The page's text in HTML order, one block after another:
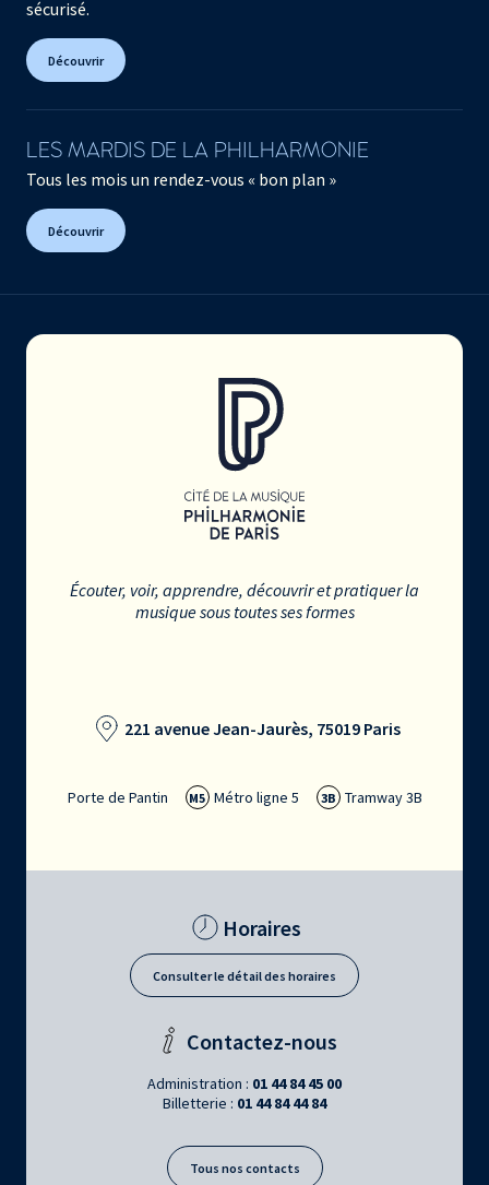
sécurisé.
Découvrir
LES MARDIS DE LA PHILHARMONIE
Tous les mois un rendez-vous « bon plan »
Découvrir
Écouter, voir, apprendre, découvrir et pratiquer la
musique sous toutes ses formes
221 avenue Jean-Jaurès, 75019 Paris
Porte de Pantin M5 Métro ligne 5 3B Tramway 3B
Horaires
Consulter le détail des horaires
Contactez-nous
Administration : 01 44 84 45 00
Billetterie : 01 44 84 44 84
Tous nos contacts